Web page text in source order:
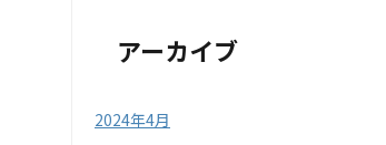
アーカイブ
2024年4月